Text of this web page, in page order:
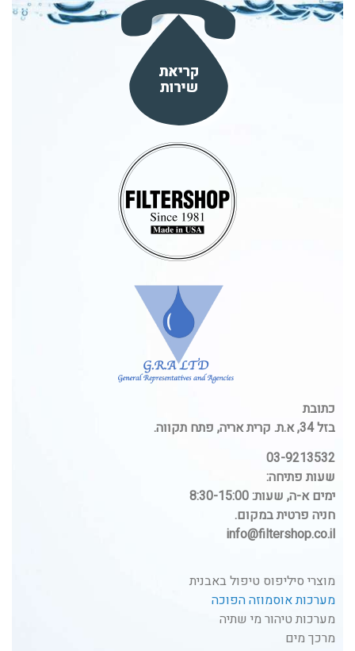
כתובת
בזל 34, א.ת. קרית אריה, פתח תקווה.
03-9213532
שעות פתיחה:
ימים א-ה, שעות: 8:30-15:00
חניה פרטית במקום.
info@filtershop.co.il
מוצרי סיליפוס טיפול באבנית
מערכות אוסמוזה הפוכה
מערכות טיהור מי שתיה
מרכך מים